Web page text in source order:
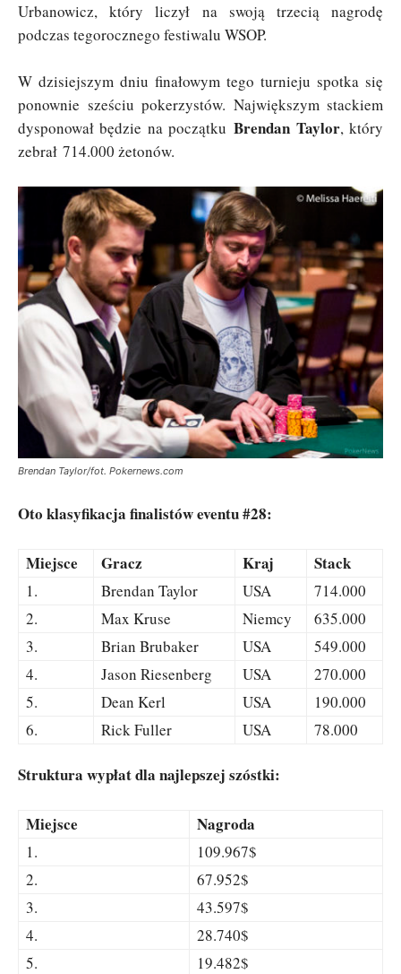
Urbanowicz, który liczył na swoją trzecią nagrodę
podczas tegorocznego festiwalu WSOP.
W dzisiejszym dniu finałowym tego turnieju spotka się
ponownie sześciu pokerzystów. Największym stackiem
dysponował będzie na początkuBrendan Taylor, który
zebrał 714.000 żetonów.
Brendan Taylor/fot. Pokernews.com
Oto klasyfikacja finalistów eventu #28:
Miejsce Gracz Kraj Stack
1. Brendan Taylor USA
714.000
2.
Max Kruse Niemcy
635.000
3.
Brian Brubaker USA
549.000
4.
Jason Riesenberg USA
270.000
5.
Dean Kerl USA
190.000
6.
Rick Fuller USA 78.000
Struktura wypłat dla najlepszej szóstki:
Miejsce Nagroda
1.
109.967$
2.
67.952$
3.
43.597$
4.
28.740$
5.
19.482$